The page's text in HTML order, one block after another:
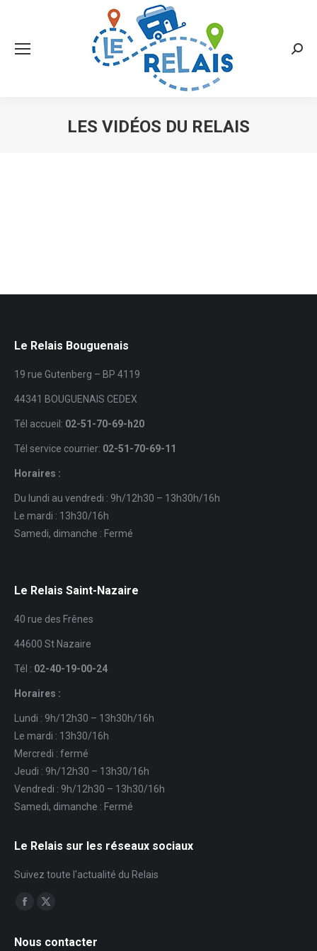
LES VIDÉOS DU RELAIS
Le Relais Bouguenais
19 rue Gutenberg – BP 4119
44341 BOUGUENAIS CEDEX
Tél accueil: 02-51-70-69-h20
Tél service courrier: 02-51-70-69-11
Horaires :
Du lundi au vendredi : 9h/12h30 – 13h30h/16h
Le mardi : 13h30/16h
Samedi, dimanche : Fermé
Le Relais Saint-Nazaire
40 rue des Frênes
44600 St Nazaire
Tél : 02-40-19-00-24
Horaires :
Lundi : 9h/12h30 – 13h30h/16h
Le mardi : 13h30/16h
Mercredi : fermé
Jeudi : 9h/12h30 – 13h30/16h
Vendredi : 9h/12h30 – 13h30/16h
Samedi, dimanche : Fermé
Le Relais sur les réseaux sociaux
Suivez toute l'actualité du Relais
Trouvez nous sur :
Facebook
opens
X
opens
Nous contacter